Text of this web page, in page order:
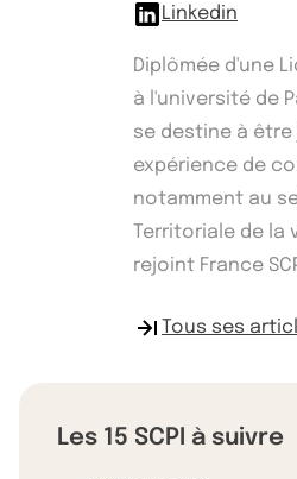
Linkedin
Diplômée d'une
à l'université de
se destine à
expérience de
notamment au
Territoriale de la
rejoint France
Tous ses
Les 15 SCPI à suivre